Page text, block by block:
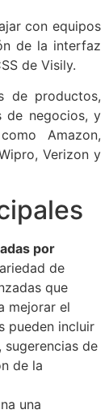
con equipos
de la interfaz
de Visily.
de productos,
de negocios, y
Amazon,
Verizon y
por
de
que
mejorar el
pueden incluir
de
de la
una